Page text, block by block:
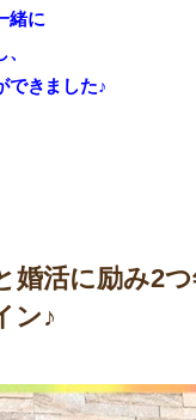
緒に
できました♪
婚活に励み2
ン♪